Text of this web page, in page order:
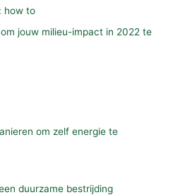
how to
jouw milieu-impact in 2022 te
om zelf energie te
duurzame bestrijding